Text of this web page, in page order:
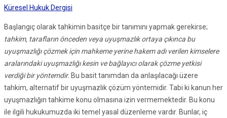
Küresel Hukuk Dergisi
Başlangıç olarak tahkimin basitçe bir tanımını yapmak gerekirse;
tahkim, tarafların önceden veya uyuşmazlık ortaya çıkınca bu
uyuşmazlığı çözmek için mahkeme yerine hakem adı verilen kimselere
aralarındaki uyuşmazlığı kesin ve bağlayıcı olarak çözme yetkisi
verdiği bir yöntemdir. Bu basit tanımdan da anlaşılacağı üzere
tahkim, alternatif bir uyuşmazlık çözüm yöntemidir. Tabi ki kanun her
uyuşmazlığın tahkime konu olmasına izin vermemektedir. Bu konu
ile ilgili hukukumuzda iki temel yasal düzenleme vardır. Bunlar, iç